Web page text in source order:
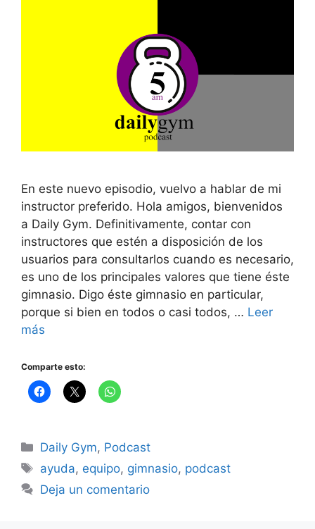
En este nuevo episodio, vuelvo a hablar de mi
instructor preferido. Hola amigos, bienvenidos
a Daily Gym. Definitivamente, contar con
instructores que estén a disposición de los
usuarios para consultarlos cuando es necesario,
es uno de los principales valores que tiene éste
gimnasio. Digo éste gimnasio en particular,
porque si bien en todos o casi todos, … Leer
más
Comparte esto:
Categorías
Daily Gym, Podcast
Etiquetas
ayuda, equipo, gimnasio, podcast
Deja un comentario